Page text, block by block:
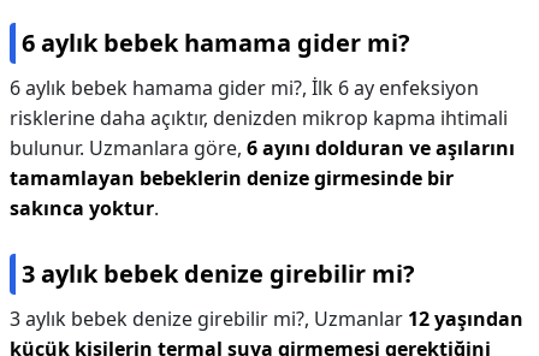
6 aylık bebek hamama gider mi?
6 aylık bebek hamama gider mi?, İlk 6 ay enfeksiyon
risklerine daha açıktır, denizden mikrop kapma ihtimali
bulunur. Uzmanlara göre, 6 ayını dolduran ve aşılarını
tamamlayan bebeklerin denize girmesinde bir
sakınca yoktur.
3 aylık bebek denize girebilir mi?
3 aylık bebek denize girebilir mi?, Uzmanlar 12 yaşından
küçük kişilerin termal suya girmemesi gerektiğini